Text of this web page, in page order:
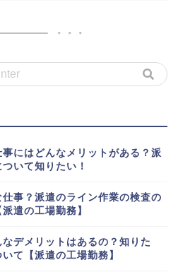
にはどんなメリットがある？派
いて知りたい！
事？派遣のライン作業の検査の
遣の工場勤務】
デメリットはあるの？知りた
て【派遣の工場勤務】